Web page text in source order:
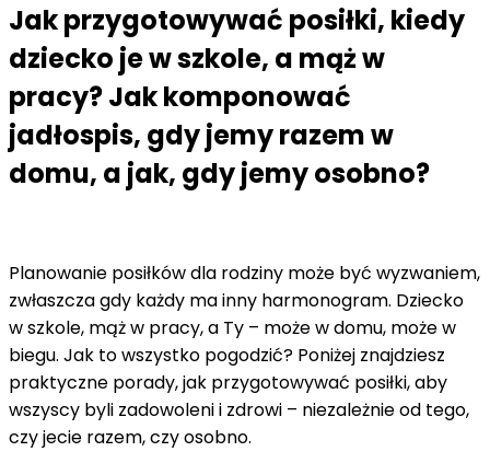
Jak przygotowywać posiłki, kiedy
dziecko je w szkole, a mąż w
pracy? Jak komponować
jadłospis, gdy jemy razem w
domu, a jak, gdy jemy osobno?
Planowanie posiłków dla rodziny może być wyzwaniem,
zwłaszcza gdy każdy ma inny harmonogram. Dziecko
w szkole, mąż w pracy, a Ty – może w domu, może w
biegu. Jak to wszystko pogodzić? Poniżej znajdziesz
praktyczne porady, jak przygotowywać posiłki, aby
wszyscy byli zadowoleni i zdrowi – niezależnie od tego,
czy jecie razem, czy osobno.